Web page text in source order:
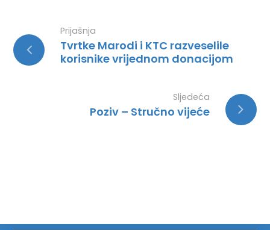
Prijašnja
Tvrtke Marodi i KTC razveselile
korisnike vrijednom donacijom
Sljedeća
Poziv – Stručno vijeće